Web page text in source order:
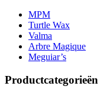
MPM
Turtle Wax
Valma
Arbre Magique
Meguiar’s
Productcategorieën